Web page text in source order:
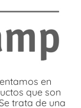
en
que son
trata de una